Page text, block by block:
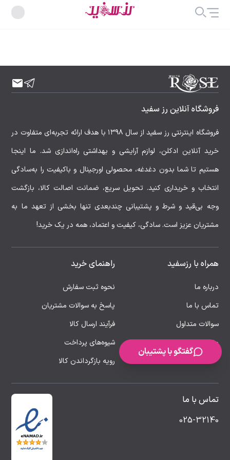
فروشگاه آنلاین رز سفید
فروشگاه اینترنتی رز سفید از سال ۱۳۹۸ با هدف ارائه تجربه‌ای متفاوت در
خرید آنلاین ادکلن، لوازم آرایشی و بهداشتی راه‌اندازی شد. ما اینجا
هستیم تا شما بدون دغدغه، محصولی اورجینال و باکیفیت را به‌سادگی
انتخاب و خریداری کنید. تحویل سریع، ضمانت اصالت کالا، بازگشت
وجه بی‌قید و شرط و پشتیبانی چندبعدی تنها بخشی از تعهد ما به
مشتریان عزیز است. سادگی، کیفیت و اعتماد، همه در یک خرید!
همراه با رزسفید
درباره ما
تماس با ما
سوالات متداول
مقالات
راهنمای خرید
نحوه ثبت سفارش
پاسخ به سوالات مشتریان
فرآیند ارسال کالا
شیوه‌های پرداخت
رویه بازگرداندن کالا
تماس با ما
025-32140
گفتگو با پشتیبان